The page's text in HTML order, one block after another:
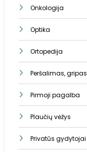
Onkologija
Optika
Ortopedija
Peršalimas, gripas
Pirmoji pagalba
Plaučių vėžys
Privatūs gydytojai